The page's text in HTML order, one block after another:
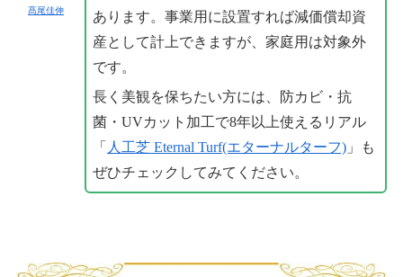
髙尾佳伸
あります。事業用に設置すれば減価償却資
産として計上できますが、家庭用は対象外
です。
長く美観を保ちたい方には、防カビ・抗
菌・UVカット加工で8年以上使えるリアル
「 人工芝 Eternal Turf(エターナルターフ) 」も
ぜひチェックしてみてください。